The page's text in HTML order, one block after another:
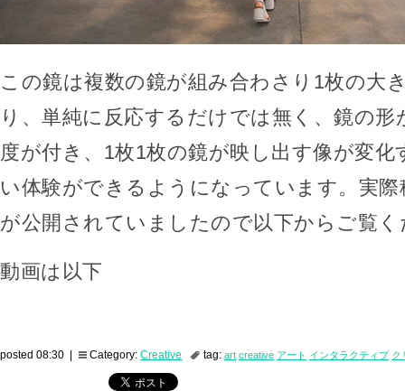
この鏡は複数の鏡が組み合わさり1枚の大
り、単純に反応するだけでは無く、鏡の形
度が付き、1枚1枚の鏡が映し出す像が変化
い体験ができるようになっています。実
が公開されていましたので以下からご覧
動画は以下
posted 08:30 | Category: Creative tag: art creative アート インタラクティブ ク